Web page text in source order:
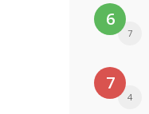
6
7
7
4